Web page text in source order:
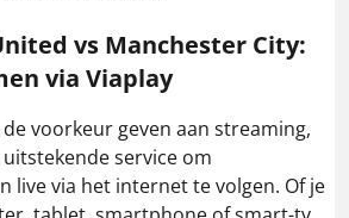
vs Manchester City:
via Viaplay
voorkeur geven aan streaming,
uitstekende service om
live via het internet te volgen. Of je